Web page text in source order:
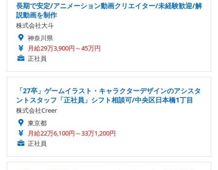
長期で安定/アニメーション動画クリエイター/未経験歓迎/解
説動画を制作
株式会社大斗
神奈川県
月給29万3,900円～45万円
正社員
「27卒」ゲームイラスト・キャラクターデザインのアシスタ
ントスタッフ「正社員」シフト相談可/中央区日本橋1丁目
株式会社Creer
東京都
月給22万6,100円～33万1,200円
正社員